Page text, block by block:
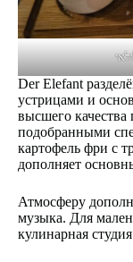
Der Elefant
устрицами и
высшего качества
подобранными
картофель фри с
дополняет
Атмосферу
музыка. Для
кулинарная